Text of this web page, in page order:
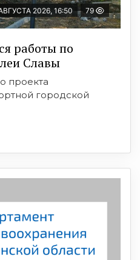
2026, 16:50 79
работы по
Славы
проекта
городской